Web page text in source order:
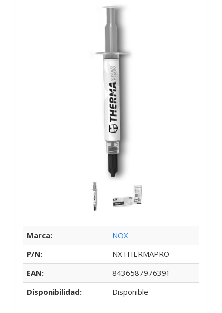
Marca:
NOX
P/N:
NXTHERMAPRO
EAN:
8436587976391
Disponibilidad:
Disponible